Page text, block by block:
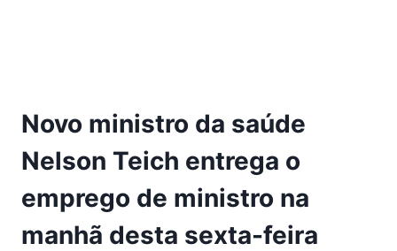
Novo ministro da saúde
Nelson Teich entrega o
emprego de ministro na
manhã desta sexta-feira